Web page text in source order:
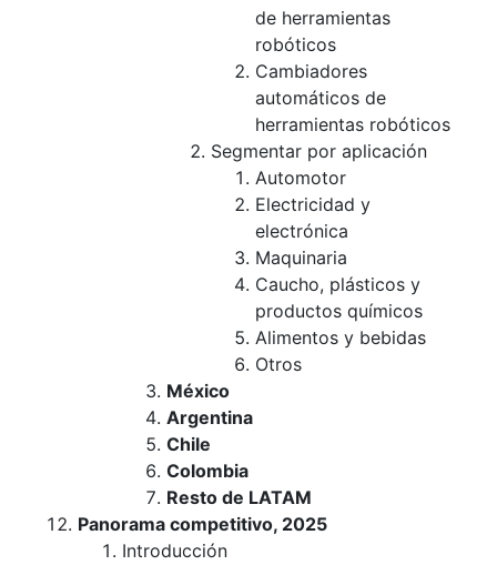
de herramientas
robóticos
Cambiadores
automáticos de
herramientas robóticos
Segmentar por aplicación
Automotor
Electricidad y
electrónica
Maquinaria
Caucho, plásticos y
productos químicos
Alimentos y bebidas
Otros
México
Argentina
Chile
Colombia
Resto de LATAM
Panorama competitivo, 2025
Introducción